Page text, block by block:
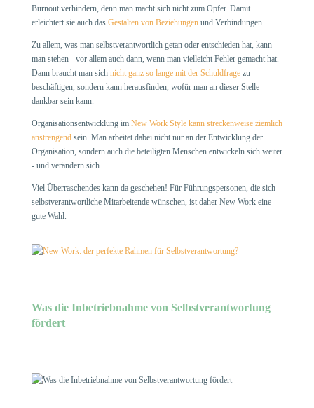
Burnout verhindern, denn man macht sich nicht zum Opfer. Damit
erleichtert sie auch das Gestalten von Beziehungenund Verbindungen.
Zu allem, was man selbstverantwortlich getan oder entschieden hat, kann
man stehen - vor allem auch dann, wenn man vielleicht Fehler gemacht hat.
Dann braucht man sich nicht ganz so lange mit der Schuldfragezu
beschäftigen, sondern kann herausfinden, wofür man an dieser Stelle
dankbar sein kann.
Organisationsentwicklung im New Work Style kann streckenweise ziemlich
anstrengendsein. Man arbeitet dabei nicht nur an der Entwicklung der
Organisation, sondern auch die beteiligten Menschen entwickeln sich weiter
- und verändern sich.
Viel Überraschendes kann da geschehen! Für Führungspersonen, die sich
selbstverantwortliche Mitarbeitende wünschen, ist daher New Work eine
gute Wahl.
Was die Inbetriebnahme von Selbstverantwortung
fördert